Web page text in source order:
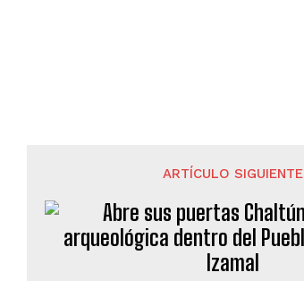
ARTÍCULO SIGUIENTE